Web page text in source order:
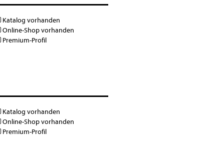
Katalog vorhanden
Online-Shop vorhanden
Premium-Profil
Katalog vorhanden
Online-Shop vorhanden
Premium-Profil